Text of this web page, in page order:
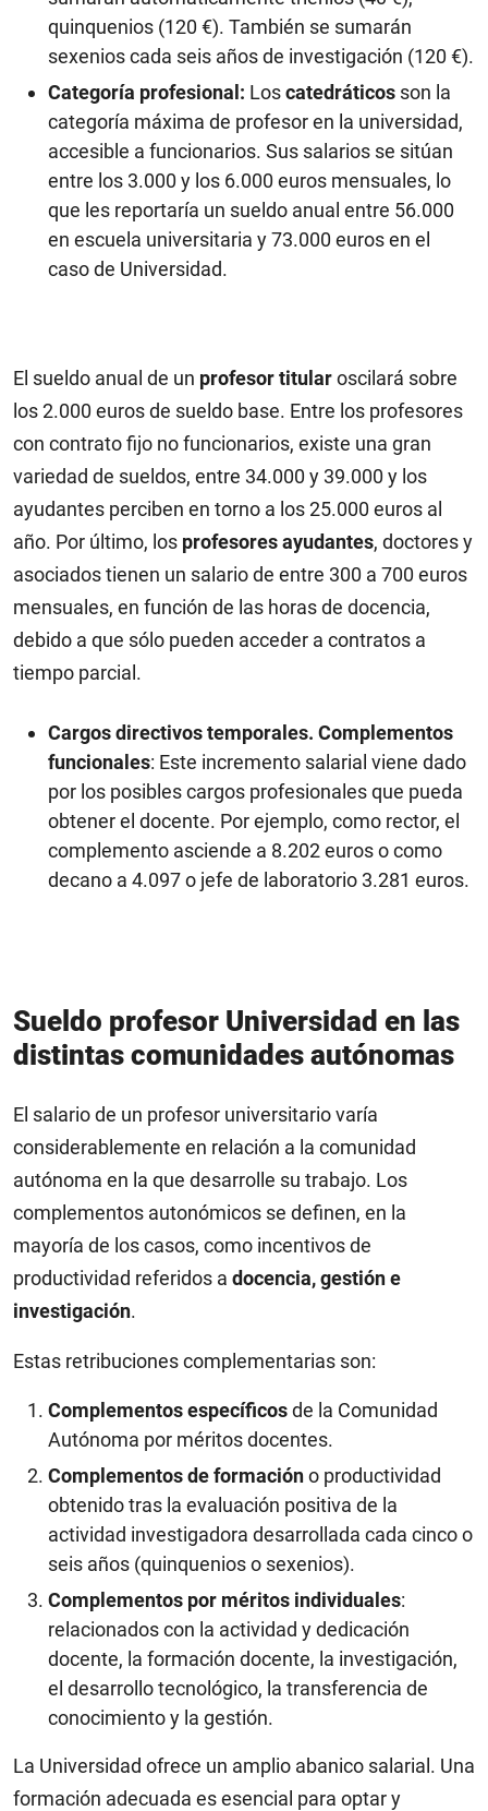
quinquenios (120 €). También se sumarán
sexenios cada seis años de investigación (120 €).
Categoría profesional: Loscatedráticos son la
categoría máxima de profesor en la universidad,
accesible a funcionarios. Sus salarios se sitúan
entre los 3.000 y los 6.000 euros mensuales, lo
que les reportaría un sueldo anual entre 56.000
en escuela universitaria y 73.000 euros en el
caso de Universidad.
El sueldo anual de un profesor titularoscilará sobre
los 2.000 euros de sueldo base. Entre los profesores
con contrato fijo no funcionarios, existe una gran
variedad de sueldos, entre 34.000 y 39.000 y los
ayudantes perciben en torno a los 25.000 euros al
año. Por último, los profesores ayudantes, doctores y
asociados tienen un salario de entre 300 a 700 euros
mensuales, en función de las horas de docencia,
debido a que sólo pueden acceder a contratos a
tiempo parcial.
Cargos directivos temporales. Complementos
funcionales: Este incremento salarial viene dado
por los posibles cargos profesionales que pueda
obtener el docente. Por ejemplo, como rector, el
complemento asciende a 8.202 euros o como
decano a 4.097 o jefe de laboratorio 3.281 euros.
Sueldo profesor Universidad en las
distintas comunidades autónomas
El salario de un profesor universitario varía
considerablemente en relación a la comunidad
autónoma en la que desarrolle su trabajo. Los
complementos autonómicos se definen, en la
mayoría de los casos, como incentivos de
productividad referidos a docencia, gestión e
investigación.
Estas retribuciones complementarias son:
Complementos específicosde la Comunidad
Autónoma por méritos docentes.
Complementos de formacióno productividad
obtenido tras la evaluación positiva de la
actividad investigadora desarrollada cada cinco o
seis años (quinquenios o sexenios).
Complementos por méritos individuales:
relacionados con la actividad y dedicación
docente, la formación docente, la investigación,
el desarrollo tecnológico, la transferencia de
conocimiento y la gestión.
La Universidad ofrece un amplio abanico salarial. Una
formación adecuada es esencial para optar y